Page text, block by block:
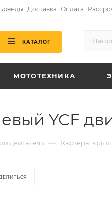
Доставка Оплата
КАТАЛОГ
МОТОТЕХНИКА
YCF
двигатель — Картера,